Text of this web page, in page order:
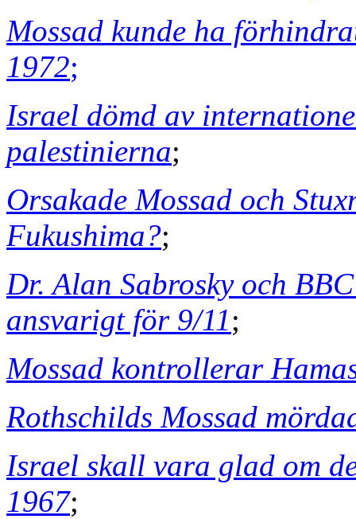
Mossad kunde ha
1972;
Israel dömd av
palestinierna;
Orsakade Mossad och
Fukushima?;
Dr. Alan Sabrosky och
ansvarigt för 9/11;
Mossad kontrollerar
Rothschilds Mossad
Israel skall vara glad om
1967;